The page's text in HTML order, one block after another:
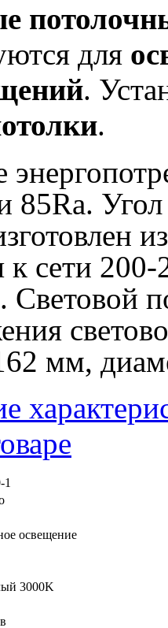
для
.
.
85Ra.
к сети
Световой
мм,
1
освещение
3000K